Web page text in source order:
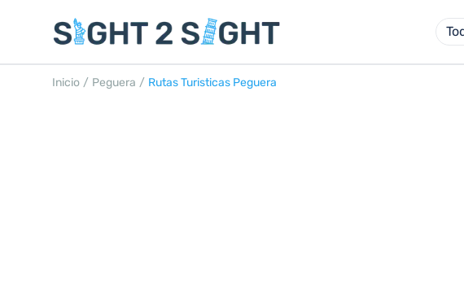
Inicio / Peguera / Rutas Turisticas Peguera